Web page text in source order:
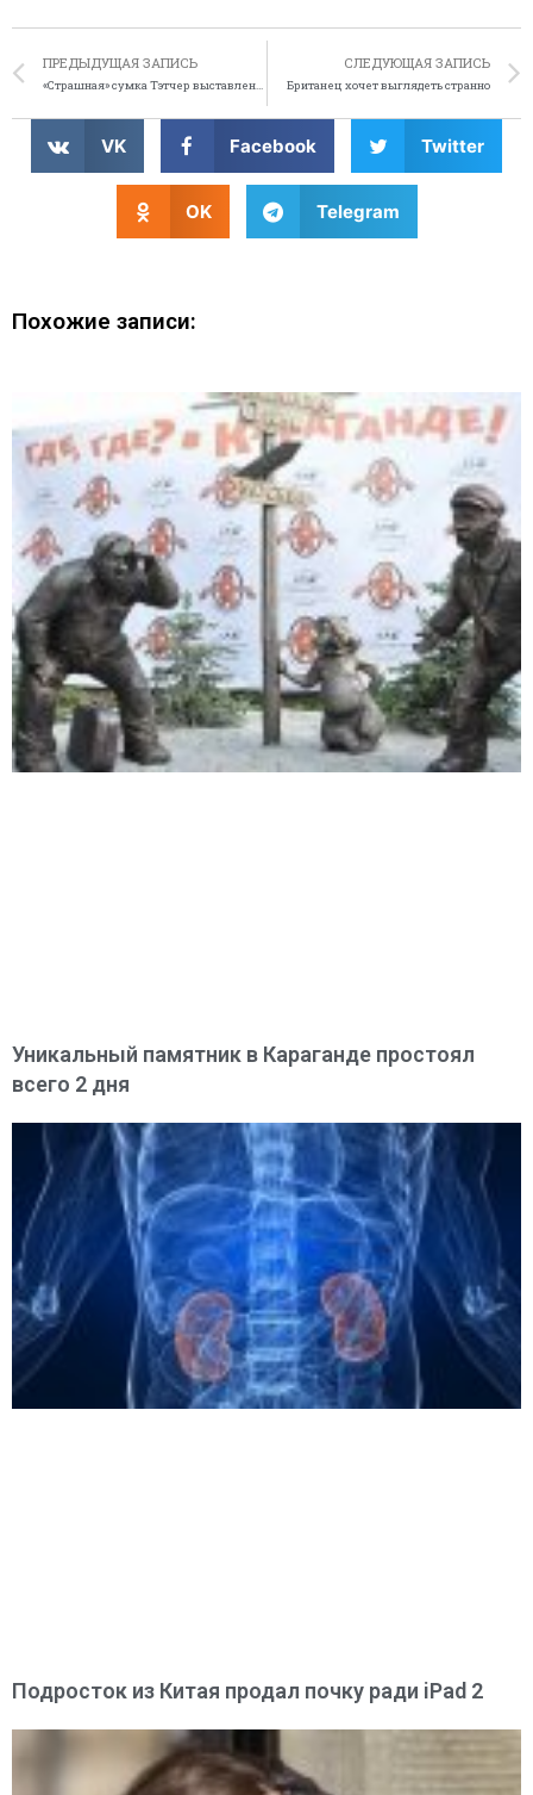
ПРЕДЫДУЩАЯ ЗАПИСЬ
«Страшная» сумка Тэтчер выставлена на торги
СЛЕДУЮЩАЯ ЗАПИСЬ
Британец хочет выглядеть странно
VK Facebook Twitter
OK Telegram
Похожие записи:
Уникальный памятник в Караганде простоял
всего 2 дня
Подросток из Китая продал почку ради iPad 2